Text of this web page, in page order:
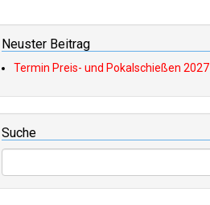
Neuster Beitrag
Termin Preis- und Pokalschießen 2027
Suche